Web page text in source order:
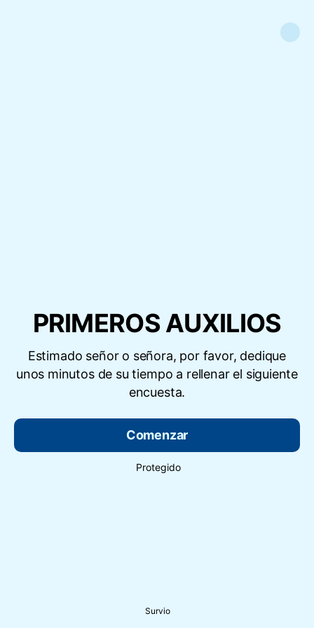
PRIMEROS AUXILIOS
Estimado señor o señora, por favor, dedique
unos minutos de su tiempo a rellenar el siguiente
encuesta.
Comenzar
Protegido
Survio